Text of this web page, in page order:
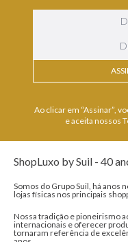
Ao clicar em “Assinar”,
e aceita nossos
ShopLuxo by Suil - 40
Somos do Grupo Suil, há anos
lojas físicas nos principais
Nossa tradição e pioneirismo
internacionais e oferecer
tornaram referência de